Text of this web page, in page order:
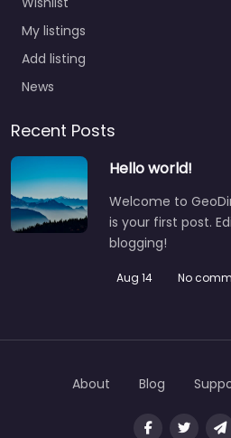
My listings
Add listing
News
Recent Posts
Hello world!
Welcome to
is your first post.
blogging!
Aug 14 No
About Blog